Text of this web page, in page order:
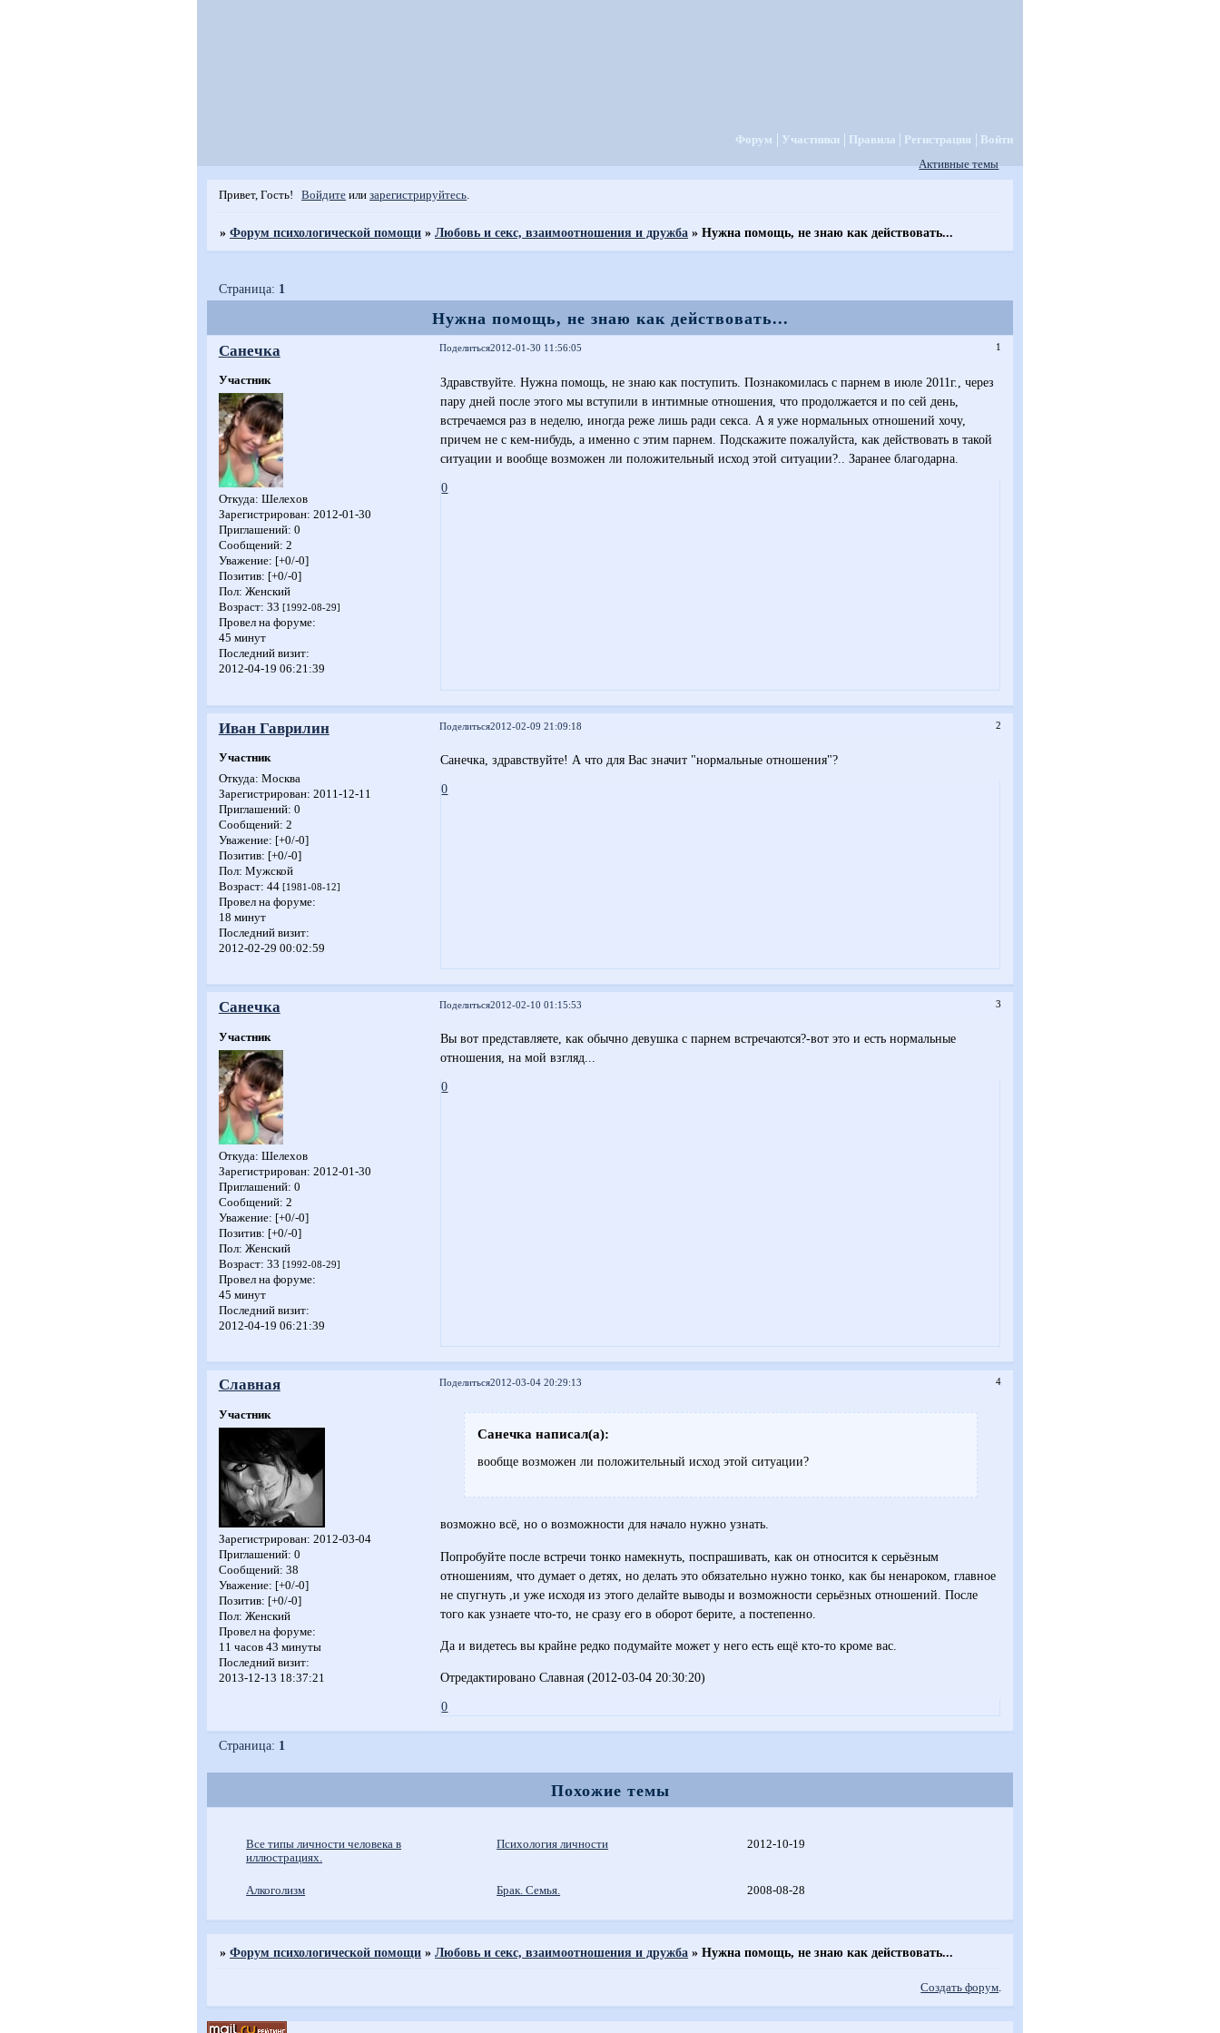
Форум Участники Правила Регистрация
Войти
Активные темы
Привет, Гость! Войдите илизарегистрируйтесь.
»Форум психологической помощи »Любовь и секс, взаимоотношения и дружба »Нужна помощь, не знаю как действовать...
Нужна помощь, не знаю как действовать...
Страница: 1
Поделиться 1
2012-01-30 11:56:05
Санечка
Участник
Откуда: Шелехов
Зарегистрирован: 2012-01-30
Приглашений: 0
Сообщений: 2
Уважение: [+0/-0]
Позитив: [+0/-0]
Пол: Женский
Возраст: 33 [1992-08-29]
Провел на форуме:
45 минут
Последний визит:
2012-04-19 06:21:39
Здравствуйте. Нужна помощь, не знаю как поступить. Познакомилась с парнем в июле 2011г., через
пару дней после этого мы вступили в интимные отношения, что продолжается и по сей день,
встречаемся раз в неделю, иногда реже лишь ради секса. А я уже нормальных отношений хочу,
причем не с кем-нибудь, а именно с этим парнем. Подскажите пожалуйста, как действовать в такой
ситуации и вообще возможен ли положительный исход этой ситуации?.. Заранее благодарна.
0
Поделиться 2
2012-02-09 21:09:18
Иван Гаврилин
Участник
Откуда: Москва
Зарегистрирован: 2011-12-11
Приглашений: 0
Сообщений: 2
Уважение: [+0/-0]
Позитив: [+0/-0]
Пол: Мужской
Возраст: 44 [1981-08-12]
Провел на форуме:
18 минут
Последний визит:
2012-02-29 00:02:59
Санечка, здравствуйте! А что для Вас значит "нормальные отношения"?
0
Поделиться 3
2012-02-10 01:15:53
Санечка
Участник
Откуда: Шелехов
Зарегистрирован: 2012-01-30
Приглашений: 0
Сообщений: 2
Уважение: [+0/-0]
Позитив: [+0/-0]
Пол: Женский
Возраст: 33 [1992-08-29]
Провел на форуме:
45 минут
Последний визит:
2012-04-19 06:21:39
Вы вот представляете, как обычно девушка с парнем встречаются?-вот это и есть нормальные
отношения, на мой взгляд...
0
Поделиться 4
2012-03-04 20:29:13
Славная
Участник
Зарегистрирован: 2012-03-04
Приглашений: 0
Сообщений: 38
Уважение: [+0/-0]
Позитив: [+0/-0]
Пол: Женский
Провел на форуме:
11 часов 43 минуты
Последний визит:
2013-12-13 18:37:21
Санечка написал(а):
вообще возможен ли положительный исход этой ситуации?
возможно всё, но о возможности для начало нужно узнать.
Попробуйте после встречи тонко намекнуть, поспрашивать, как он относится к серьёзным
отношениям, что думает о детях, но делать это обязательно нужно тонко, как бы ненароком, главное
не спугнуть ,и уже исходя из этого делайте выводы и возможности серьёзных отношений. После
того как узнаете что-то, не сразу его в оборот берите, а постепенно.
Да и видетесь вы крайне редко подумайте может у него есть ещё кто-то кроме вас.
Отредактировано Славная (2012-03-04 20:30:20)
0
Страница: 1
Похожие темы
Все типы личности человека в
иллюстрациях.
Психология личности 2012-10-19
Алкоголизм Брак. Семья. 2008-08-28
»Форум психологической помощи »Любовь и секс, взаимоотношения и дружба »Нужна помощь, не знаю как действовать...
Создать форум.